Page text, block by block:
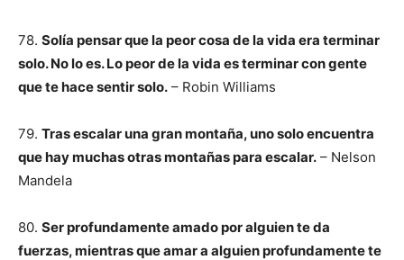
78. Solía pensar que la peor cosa de la vida era terminar
solo. No lo es. Lo peor de la vida es terminar con gente
que te hace sentir solo. – Robin Williams
79. Tras escalar una gran montaña, uno solo encuentra
que hay muchas otras montañas para escalar. – Nelson
Mandela
80. Ser profundamente amado por alguien te da
fuerzas, mientras que amar a alguien profundamente te